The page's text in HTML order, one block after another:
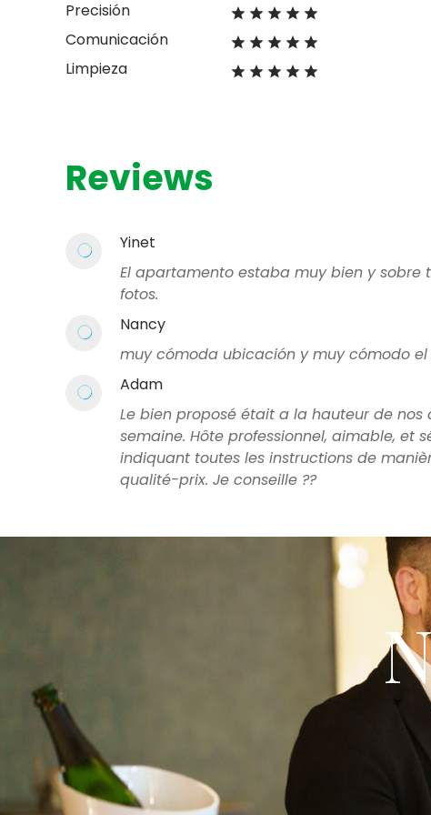
Precisión
Comunicación
Limpieza
Reviews
Yinet
El apartamento estaba muy bien y
fotos.
Nancy
muy cómoda ubicación y muy cómodo
Adam
Le bien proposé était a la hauteur de
semaine. Hôte professionnel, aimable, et
indiquant toutes les instructions de
qualité-prix. Je conseille ??